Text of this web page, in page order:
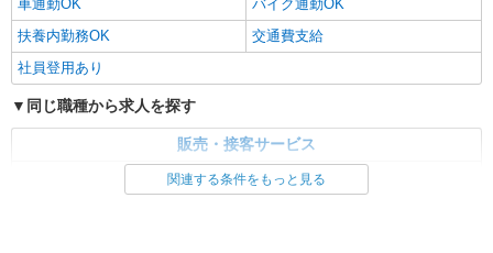
車通勤OK
バイク通勤OK
扶養内勤務OK
交通費支給
社員登用あり
同じ職種から求人を探す
販売・接客サービス
関連する条件をもっと見る